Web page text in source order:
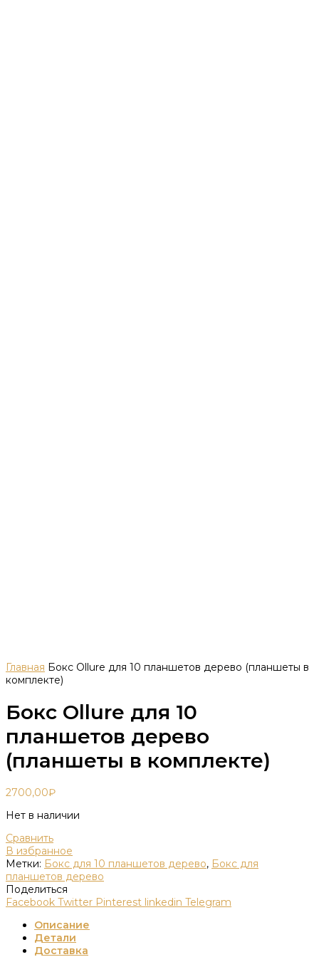
Главная Бокс Ollure для 10 планшетов дерево (планшеты в
комплекте)
Бокс Ollure для 10
планшетов дерево
(планшеты в комплекте)
2700,00₽
Нет в наличии
Сравнить
В избранное
Метки: Бокс для 10 планшетов дерево, Бокс для
планшетов дерево
Поделиться
Facebook Twitter Pinterest linkedin Telegram
Описание
Детали
Доставка